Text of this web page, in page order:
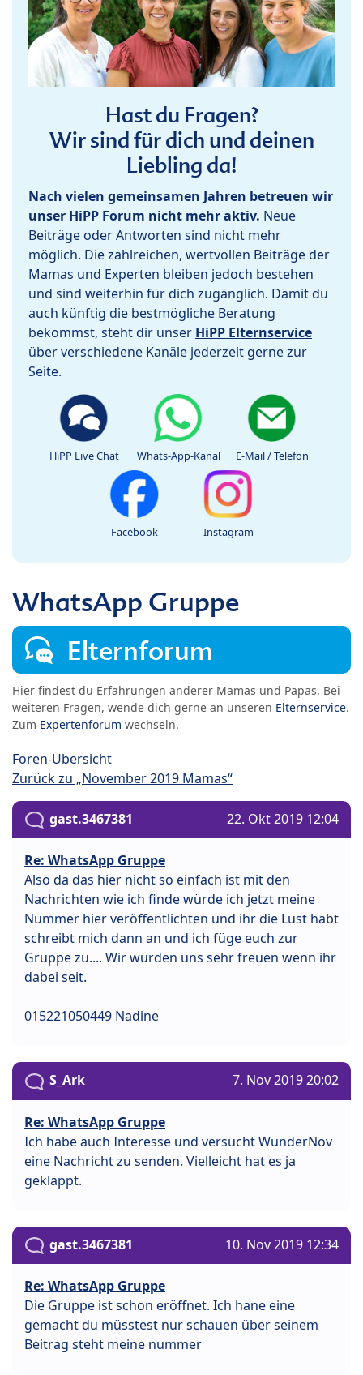
Hast du Fragen?
Wir sind für dich und deinen
Liebling da!
Nach vielen gemeinsamen Jahren betreuen wir
unser HiPP Forum nicht mehr aktiv. Neue
Beiträge oder Antworten sind nicht mehr
möglich. Die zahlreichen, wertvollen Beiträge der
Mamas und Experten bleiben jedoch bestehen
und sind weiterhin für dich zugänglich. Damit du
auch künftig die bestmögliche Beratung
bekommst, steht dir unser HiPP Elternservice
über verschiedene Kanäle jederzeit gerne zur
Seite.
HiPP Live Chat Whats-App-Kanal E-Mail / Telefon
Facebook Instagram
WhatsApp Gruppe
Elternforum
Hier findest du Erfahrungen anderer Mamas und Papas. Bei
weiteren Fragen, wende dich gerne an unseren Elternservice.
Zum Expertenforum wechseln.
Foren-Übersicht
Zurück zu „November 2019 Mamas“
gast.3467381 22. Okt 2019 12:04
Re: WhatsApp Gruppe
Also da das hier nicht so einfach ist mit den
Nachrichten wie ich finde würde ich jetzt meine
Nummer hier veröffentlichten und ihr die Lust habt
schreibt mich dann an und ich füge euch zur
Gruppe zu.... Wir würden uns sehr freuen wenn ihr
dabei seit.
015221050449 Nadine
S_Ark 7. Nov 2019 20:02
Re: WhatsApp Gruppe
Ich habe auch Interesse und versucht WunderNov
eine Nachricht zu senden. Vielleicht hat es ja
geklappt.
gast.3467381 10. Nov 2019 12:34
Re: WhatsApp Gruppe
Die Gruppe ist schon eröffnet. Ich hane eine
gemacht du müsstest nur schauen über seinem
Beitrag steht meine nummer